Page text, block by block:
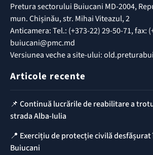
Pretura sectorului Buiucani MD-2004,
mun. Chișinău, str. Mihai Viteazul, 2
Anticamera: Tel.: (+373-22) 29-50-71, fax:
buiucani@pmc.md
Versiunea veche a site-ului:
Articole recente
📌 Continuă lucrările de reabilitare a
strada Alba-Iulia
📍 Exercițiu de protecție civilă
Buiucani